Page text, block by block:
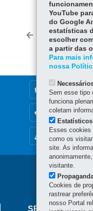
Voltar
MAPA DO SITE
DENUNCIE
OUVIDORIA
Fórum
SECRETARIA
YouTube
do Google
estatísticas
escolher
a partir das
Para mais
nossa
Sem esse tipo
funciona
coletam
Estatísticos
Esses cookies
como os
site. As
visitante.
Cookies de
rastrear
nosso Portal